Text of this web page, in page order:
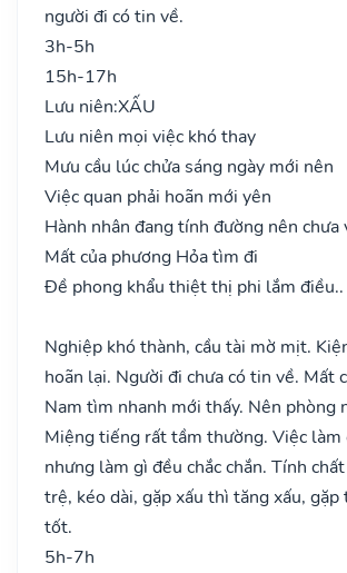
người đi có tin về.
3h-5h
15h-17h
Lưu niên:XẤU
Lưu niên mọi việc khó thay
Mưu cầu lúc chửa sáng ngày mới nên
Việc quan phải hoãn mới yên
Hành nhân đang tính đường nên chưa
Mất của phương Hỏa tìm đi
Đề phong khẩu thiệt thị phi lắm điều..
Nghiệp khó thành, cầu tài mờ mịt.
hoãn lại. Người đi chưa có tin về. Mất
Nam tìm nhanh mới thấy. Nên phòng
Miệng tiếng rất tầm thường. Việc làm
nhưng làm gì đều chắc chắn. Tính
trệ, kéo dài, gặp xấu thì tăng xấu,
tốt.
5h-7h